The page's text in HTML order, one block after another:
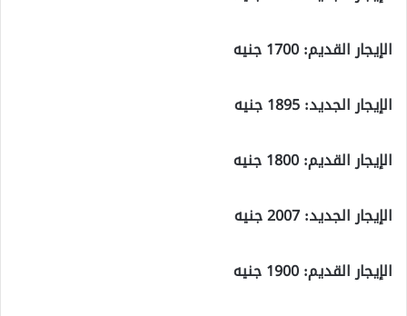
الإيجار القديم: 1700 جنيه
الإيجار الجديد: 1895 جنيه
الإيجار القديم: 1800 جنيه
الإيجار الجديد: 2007 جنيه
الإيجار القديم: 1900 جنيه